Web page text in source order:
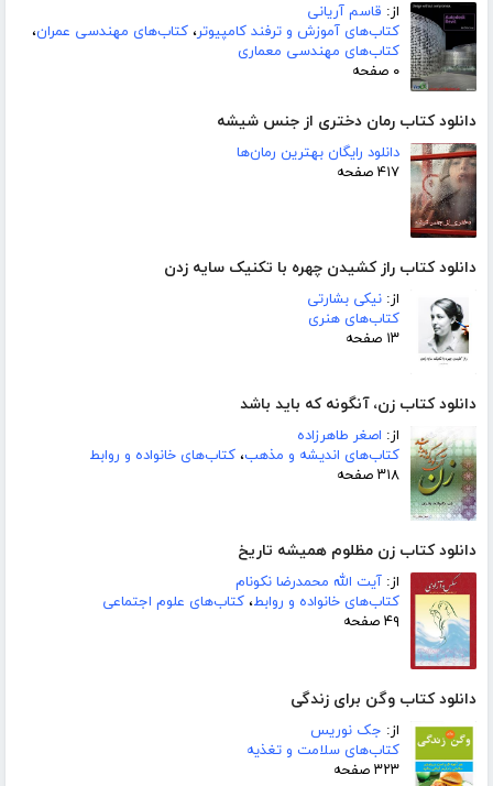
از: قاسم آریانی
کتاب‌های آموزش و ترفند کامپیوتر، کتاب‌های مهندسی عمران،
کتاب‌های مهندسی معماری
۰ صفحه
دانلود کتاب رمان دختری از جنس شیشه
دانلود رایگان بهترین رمان‌ها
۴۱۷ صفحه
دانلود کتاب راز کشیدن چهره با تکنیک سایه زدن
از: نیکی بشارتی
کتاب‌های هنری
۱۳ صفحه
دانلود کتاب زن، آنگونه که باید باشد
از: اصغر طاهرزاده
کتاب‌های اندیشه و مذهب، کتاب‌های خانواده و روابط
۳۱۸ صفحه
دانلود کتاب زن مظلوم همیشه تاریخ
از: آیت الله محمدرضا نکونام
کتاب‌های خانواده و روابط، کتاب‌های علوم اجتماعی
۴۹ صفحه
دانلود کتاب وگن برای زندگی
از: جک نوریس
کتاب‌های سلامت و تغذیه
۳۲۳ صفحه